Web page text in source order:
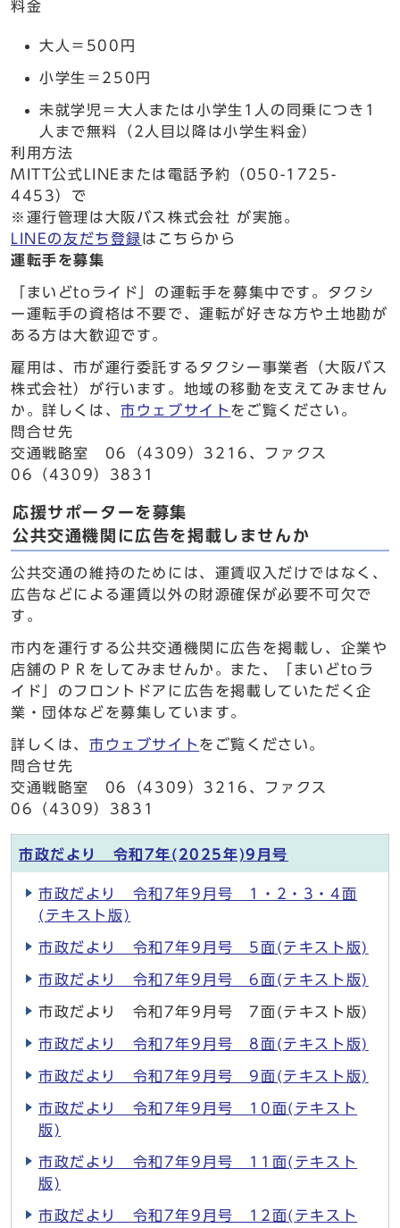
料金
大人＝500円
小学生＝250円
未就学児＝大人または小学生1人の同乗につき1
人まで無料（2人目以降は小学生料金）
利用方法
MITT公式LINEまたは電話予約（050-1725-
4453）で
※運行管理は大阪バス株式会社 が実施。
LINEの友だち登録はこちらから
運転手を募集
「まいどtoライド」の運転手を募集中です。タクシ
ー運転手の資格は不要で、運転が好きな方や土地勘が
ある方は大歓迎です。
雇用は、市が運行委託するタクシー事業者（大阪バス
株式会社）が行います。地域の移動を支えてみません
か。詳しくは、市ウェブサイト をご覧ください。
問合せ先
交通戦略室 06（4309）3216、ファクス
06（4309）3831
応援サポーターを募集
公共交通機関に広告を掲載しませんか
公共交通の維持のためには、運賃収入だけではなく、
広告などによる運賃以外の財源確保が必要不可欠で
す。
市内を運行する公共交通機関に広告を掲載し、企業や
店舗のＰＲをしてみませんか。また、「まいどtoラ
イド」のフロントドアに広告を掲載していただく企
業・団体などを募集しています。
詳しくは、 市ウェブサイト をご覧ください。
問合せ先
交通戦略室 06（4309）3216、ファクス
06（4309）3831
市政だより 令和7年(2025年)9月号
市政だより 令和7年9月号 1・2・3・4面
(テキスト版)
市政だより 令和7年9月号 5面(テキスト版)
市政だより 令和7年9月号 6面(テキスト版)
市政だより 令和7年9月号 7面(テキスト版)
市政だより 令和7年9月号 8面(テキスト版)
市政だより 令和7年9月号 9面(テキスト版)
市政だより 令和7年9月号 10面(テキスト
版)
市政だより 令和7年9月号 11面(テキスト
版)
市政だより 令和7年9月号 12面(テキスト